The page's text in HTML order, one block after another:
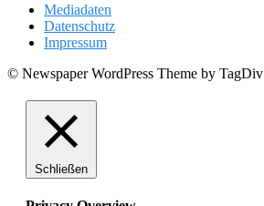
Mediadaten
Datenschutz
Impressum
© Newspaper WordPress Theme by TagDiv
Schließen